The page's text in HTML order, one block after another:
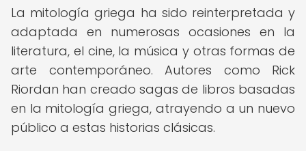
La mitología griega ha sido reinterpretada y
adaptada en numerosas ocasiones en la
literatura, el cine, la música y otras formas de
arte contemporáneo. Autores como Rick
Riordan han creado sagas de libros basadas
en la mitología griega, atrayendo a un nuevo
público a estas historias clásicas.